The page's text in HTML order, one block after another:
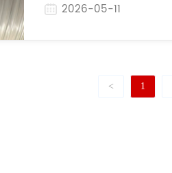
2026-05-11
< 1